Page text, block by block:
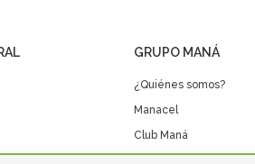
GRUPO MANÁ
¿Quiénes somos?
Manacel
Club Maná